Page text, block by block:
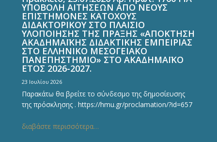
ΥΠΟΒΟΛΗ ΑΙΤΗΣΕΩΝ ΑΠΟ ΝΕΟΥΣ
ΕΠΙΣΤΗΜΟΝΕΣ ΚΑΤΟΧΟΥΣ
ΔΙΔΑΚΤΟΡΙΚΟΥ ΣΤΟ ΠΛΑΙΣΙΟ
ΥΛΟΠΟΙΗΣΗΣ ΤΗΣ ΠΡΑΞΗΣ «ΑΠΟΚΤΗΣΗ
ΑΚΑΔΗΜΑΪΚΗΣ ΔΙΔΑΚΤΙΚΗΣ ΕΜΠΕΙΡΙΑΣ
ΣΤΟ ΕΛΛΗΝΙΚΟ ΜΕΣΟΓΕΙΑΚΟ
ΠΑΝΕΠΗΣΤΗΜΙΟ» ΣΤΟ ΑΚΑΔΗΜΑΪΚΟ
ΕΤΟΣ 2026-2027.
23 Ιουλίου 2026
Παρακάτω θα βρείτε το σύνδεσμο της δημοσίευσης
της πρόσκλησης . https://hmu.gr/proclamation/?id=657
διαβάστε περισσότερα…